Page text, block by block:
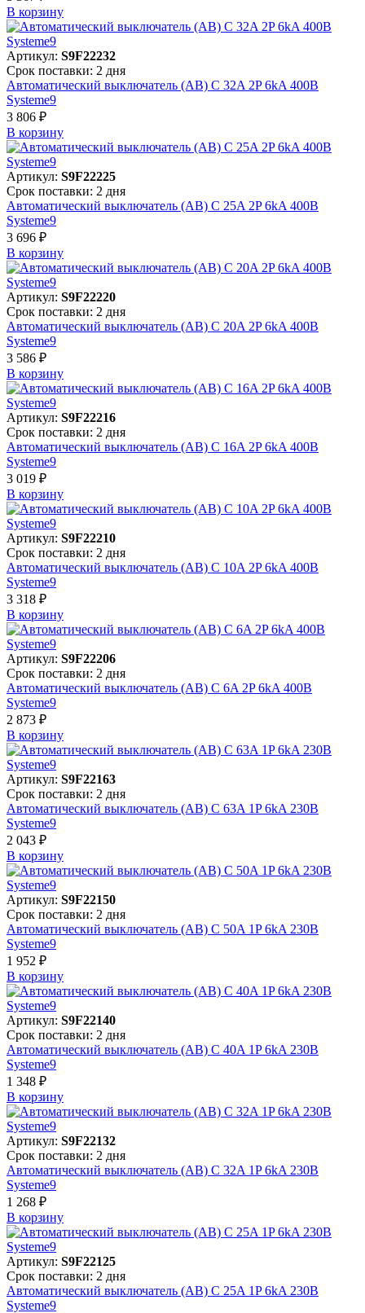
В корзинy
Артикул: S9F22232
Срок поставки: 2 дня
Автоматический выключатель (АВ) C 32A 2P 6kA 400В
Systeme9
3 806 ₽
В корзинy
Артикул: S9F22225
Срок поставки: 2 дня
Автоматический выключатель (АВ) C 25A 2P 6kA 400В
Systeme9
3 696 ₽
В корзинy
Артикул: S9F22220
Срок поставки: 2 дня
Автоматический выключатель (АВ) C 20A 2P 6kA 400В
Systeme9
3 586 ₽
В корзинy
Артикул: S9F22216
Срок поставки: 2 дня
Автоматический выключатель (АВ) C 16A 2P 6kA 400В
Systeme9
3 019 ₽
В корзинy
Артикул: S9F22210
Срок поставки: 2 дня
Автоматический выключатель (АВ) C 10A 2P 6kA 400В
Systeme9
3 318 ₽
В корзинy
Артикул: S9F22206
Срок поставки: 2 дня
Автоматический выключатель (АВ) C 6A 2P 6kA 400В
Systeme9
2 873 ₽
В корзинy
Артикул: S9F22163
Срок поставки: 2 дня
Автоматический выключатель (АВ) C 63A 1P 6kA 230В
Systeme9
2 043 ₽
В корзинy
Артикул: S9F22150
Срок поставки: 2 дня
Автоматический выключатель (АВ) C 50A 1P 6kA 230В
Systeme9
1 952 ₽
В корзинy
Артикул: S9F22140
Срок поставки: 2 дня
Автоматический выключатель (АВ) C 40A 1P 6kA 230В
Systeme9
1 348 ₽
В корзинy
Артикул: S9F22132
Срок поставки: 2 дня
Автоматический выключатель (АВ) C 32A 1P 6kA 230В
Systeme9
1 268 ₽
В корзинy
Артикул: S9F22125
Срок поставки: 2 дня
Автоматический выключатель (АВ) C 25A 1P 6kA 230В
Systeme9